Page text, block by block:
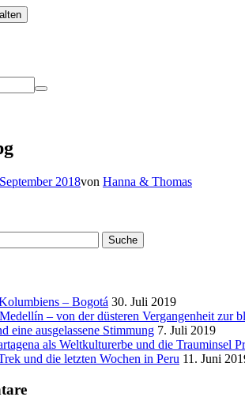
2018von Hanna & Thomas
Suche
– Bogotá 30. Juli 2019
– von der düsteren Vergangenheit zur
eine ausgelassene Stimmung 7. Juli 2019
als Weltkulturerbe und die Trauminsel
und die letzten Wochen in Peru 11. Juni